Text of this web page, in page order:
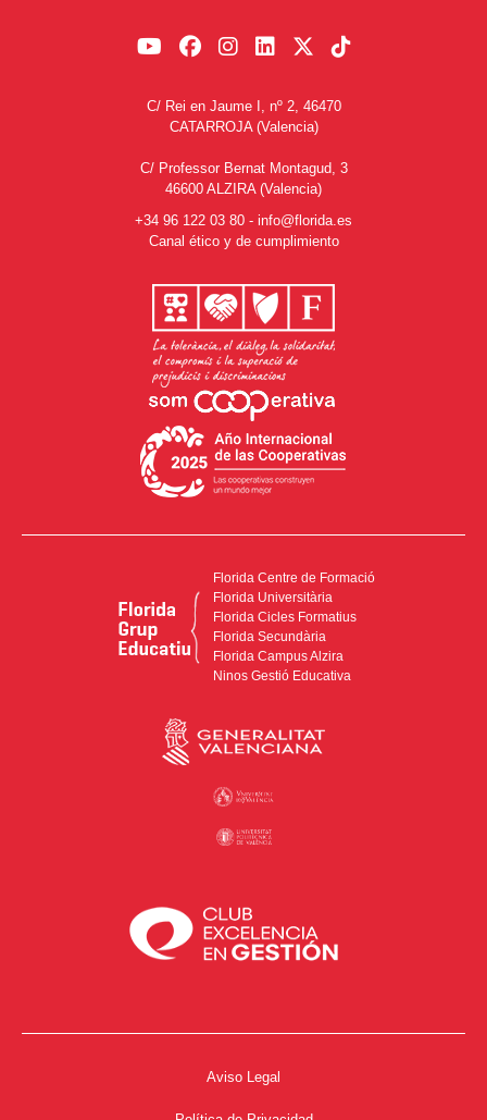
C/ Rei en Jaume I, nº 2, 46470
CATARROJA (Valencia)
C/ Professor Bernat Montagud, 3
46600 ALZIRA (Valencia)
+34 96 122 03 80 - info@florida.es
Canal ético y de cumplimiento
Florida Centre de Formació
Florida Universitària
Florida Cicles Formatius
Florida Secundària
Florida Campus Alzira
Ninos Gestió Educativa
Aviso Legal